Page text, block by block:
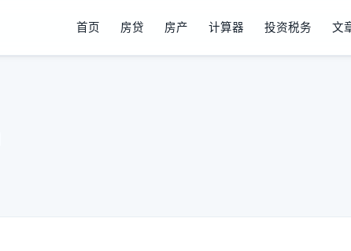
首页 房贷 房产 计算器 投资税务 文